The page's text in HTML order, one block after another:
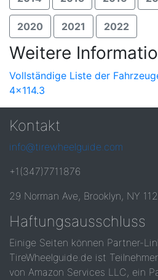
2020 2021 2022
Weitere
Vollständige Liste der
4x114.3
Kontakt
info@tirewheelguide.com
+1(347)7711876
29 Norman Ave, Brooklyn, NY
Haftungsausschluss
Einige Seiten können Partner-
TireWheelguide.de ist
von Amazon Services LLC, ein